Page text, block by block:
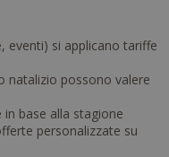
eventi) si applicano tariffe
natalizio possono valere
in base alla stagione
personalizzate su